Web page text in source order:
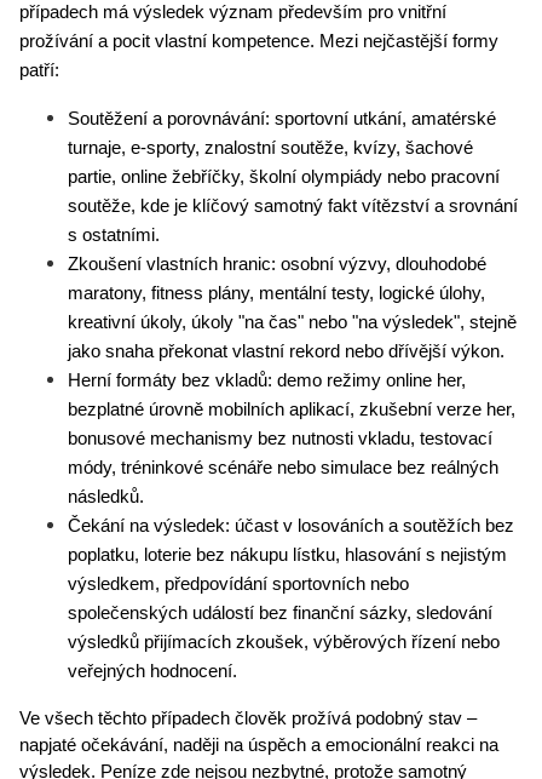
případech má výsledek význam především pro vnitřní
prožívání a pocit vlastní kompetence. Mezi nejčastější formy
patří:
Soutěžení a porovnávání: sportovní utkání, amatérské
turnaje, e-sporty, znalostní soutěže, kvízy, šachové
partie, online žebříčky, školní olympiády nebo pracovní
soutěže, kde je klíčový samotný fakt vítězství a srovnání
s ostatními.
Zkoušení vlastních hranic: osobní výzvy, dlouhodobé
maratony, fitness plány, mentální testy, logické úlohy,
kreativní úkoly, úkoly "na čas" nebo "na výsledek", stejně
jako snaha překonat vlastní rekord nebo dřívější výkon.
Herní formáty bez vkladů: demo režimy online her,
bezplatné úrovně mobilních aplikací, zkušební verze her,
bonusové mechanismy bez nutnosti vkladu, testovací
módy, tréninkové scénáře nebo simulace bez reálných
následků.
Čekání na výsledek: účast v losováních a soutěžích bez
poplatku, loterie bez nákupu lístku, hlasování s nejistým
výsledkem, předpovídání sportovních nebo
společenských událostí bez finanční sázky, sledování
výsledků přijímacích zkoušek, výběrových řízení nebo
veřejných hodnocení.
Ve všech těchto případech člověk prožívá podobný stav –
napjaté očekávání, naději na úspěch a emocionální reakci na
výsledek. Peníze zde nejsou nezbytné, protože samotný